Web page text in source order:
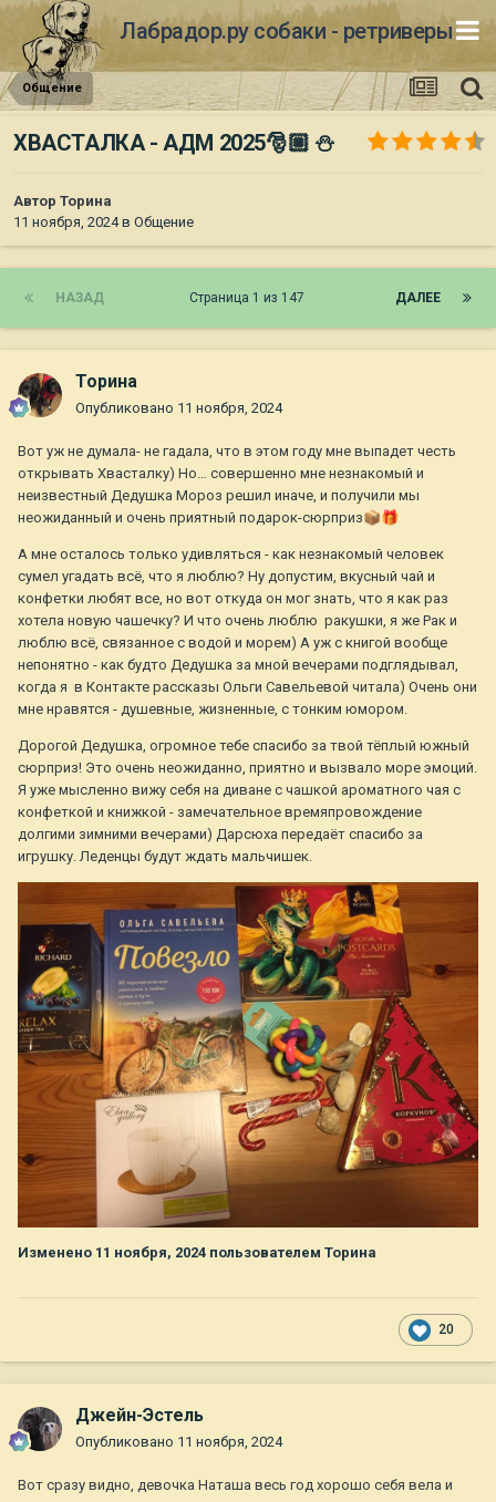
Лабрадор.ру собаки - ретриверы
Общение
ХВАСТАЛКА - АДМ 2025🎅🏼 ⛄️
Автор Торина
11 ноября, 2024в Общение
НАЗАД ДАЛЕЕ
Страница 1 из 147
Торина
Опубликовано 11 ноября, 2024
Вот уж не думала- не гадала, что в этом году мне выпадет честь
открывать Хвасталку) Но… совершенно мне незнакомый и
неизвестный Дедушка Мороз решил иначе, и получили мы
неожиданный и очень приятный подарок-сюрприз📦🎁
А мне осталось только удивляться - как незнакомый человек
сумел угадать всё, что я люблю? Ну допустим, вкусный чай и
конфетки любят все, но вот откуда он мог знать, что я как раз
хотела новую чашечку? И что очень люблю ракушки, я же Рак и
люблю всё, связанное с водой и морем) А уж с книгой вообще
непонятно - как будто Дедушка за мной вечерами подглядывал,
когда я в Контакте рассказы Ольги Савельевой читала) Очень они
мне нравятся - душевные, жизненные, с тонким юмором.
Дорогой Дедушка, огромное тебе спасибо за твой тёплый южный
сюрприз! Это очень неожиданно, приятно и вызвало море эмоций.
Я уже мысленно вижу себя на диване с чашкой ароматного чая с
конфеткой и книжкой - замечательное времяпровождение
долгими зимними вечерами) Дарсюха передаёт спасибо за
игрушку. Леденцы будут ждать мальчишек.
Изменено 11 ноября, 2024 пользователем Торина
20
Джейн-Эстель
Опубликовано 11 ноября, 2024
Вот сразу видно, девочка Наташа весь год хорошо себя вела и